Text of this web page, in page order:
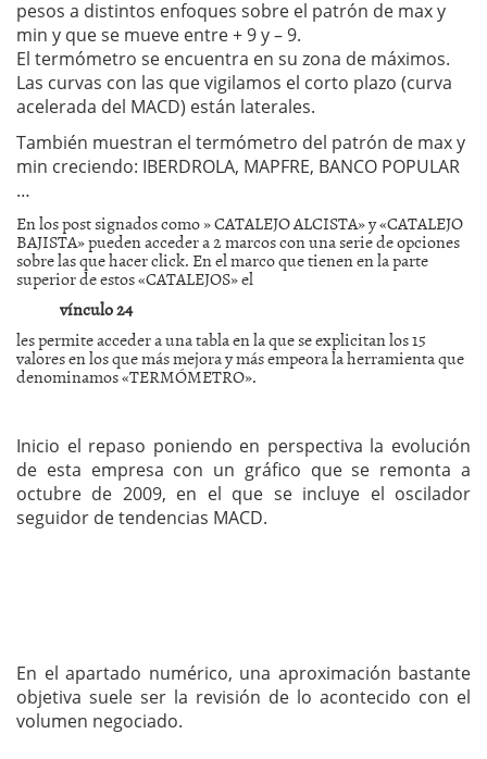
pesos a distintos enfoques sobre el patrón de max y
min y que se mueve entre + 9 y – 9.
El termómetro se encuentra en su zona de máximos.
Las curvas con las que vigilamos el corto plazo (curva
acelerada del MACD) están laterales.
También muestran el termómetro del patrón de max y
min creciendo: IBERDROLA, MAPFRE, BANCO POPULAR
…
En los post signados como » CATALEJO ALCISTA» y «CATALEJO
BAJISTA» pueden acceder a 2 marcos con una serie de opciones
sobre las que hacer click. En el marco que tienen en la parte
superior de estos «CATALEJOS» el
vínculo 24
les permite acceder a una tabla en la que se explicitan los 15
valores en los que más mejora y más empeora la herramienta que
denominamos «TERMÓMETRO».
Inicio el repaso poniendo en perspectiva la evolución
de esta empresa con un gráfico que se remonta a
octubre de 2009, en el que se incluye el oscilador
seguidor de tendencias MACD.
En el apartado numérico, una aproximación bastante
objetiva suele ser la revisión de lo acontecido con el
volumen negociado.